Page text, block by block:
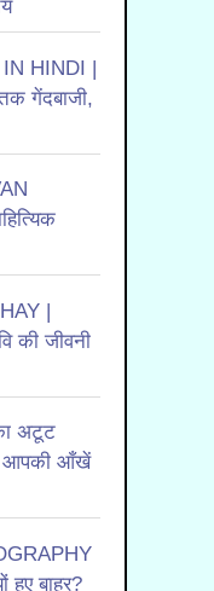
HINDI |
गेंदबाजी,
|
की जीवनी
अटूट
आपकी आँखें
बाहर?